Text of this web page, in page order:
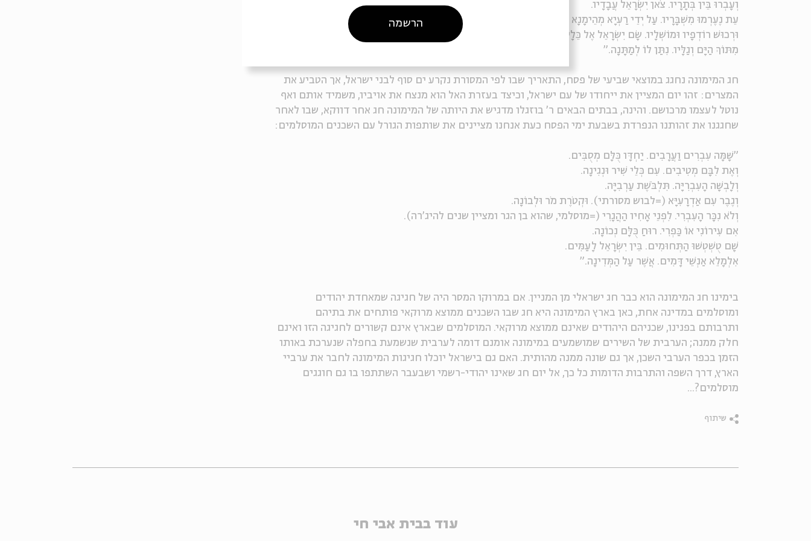
וְעָבְרוּ בֵּין בְּתָרָיו. צֹאן יִשְׂרָאֵל עֲבָדָיו.
עֵת נֶעֶרְמוּ מִשְׁבָּרָיו. עַל יְדֵי רַעְיָא מְהֵימָנָא (=רועה נאמן, שהוא משה רבנו)
וּרְכוּשׁ רוֹדְפָיו וּמוֹשְׁלָיו. שָׂם יִשְׂרָאֵל אֶל כֵּלָיו.
מִתּוֹךְ הַיָּם וְגַלָּיו. נִתַּן לוֹ לְמַתָּנָה."
חג המימונה נחגג במוצאי שביעי של פסח, התאריך שבו לפי המסורת נקרע ים סוף לבני ישראל, אך הטביע את
המצרים: זהו יום המציין את ייחודו של עם ישראל, וכיצד בעזרת האל הוא מנצח את אויביו, משמיד אותם ואף
נוטל לעצמו מרכושם. והינה, בבתים הבאים ר' בוזגלו מדגיש את היותה של המימונה חג אחר דווקא, שבו לאחר
שחגגנו את זהותנו הנפרדת בשבעת ימי הפסח כעת אנחנו מציינים את שותפות הגורל עם השכנים המוסלמים:
"שָׁמָּה עִבְרִים וַעֲרָבִים. יַחְדָּו כֻּלָּם מְסֻבִּים.
וְאֶת לִבָּם מְטִיבִים. עִם כְּלֵי שִׁיר וּנְגִינָה.
וְלָבְשָׁה הָעִבְרִיָּה. תִּלְבֹּשֶׁת עַרְבִיָּה.
וְגֶבֶר עִם אַדְרָעִיָּא (=לבוש מסורתי). וּקְטֹרֶת מֹר וּלְבוֹנָה.
וְלֹא נִכָּר הָעִבְרִי. לִפְנֵי אָחִיו הַהֲגָרִי (=מוסלמי, שהוא בן הגר ומציין שנים להיג'רה).
אִם עִירוֹנִי אוֹ כַּפְרִי. רוּחַ כֻּלָּם נְכוֹנָה.
שָׁם טֻשְׁטְשׁוּ הַתְּחוּמִים. בֵּין יִשְׂרָאֵל לָעַמִּים.
אִלְמָלֵא אַנְשֵׁי דָּמִים. אֲשֶׁר עַל הַמְּדִינָה."
בימינו חג המימונה הוא כבר חג ישראלי מן המניין. אם במרוקו המסר היה של חגיגה שמאחדת יהודים
ומוסלמים במדינה אחת, כאן בארץ המימונה היא חג שבו השכנים ממוצא מרוקאי פותחים את בתיהם
ותרבותם בפנינו, שכניהם היהודים שאינם ממוצא מרוקאי. המוסלמים שבארץ אינם קשורים לחגיגה הזו ואינם
חלק ממנה; הערבית של השירים שמושמעים במימונה אומנם דומה לערבית שנשמעת בחפלה שנערכת באותו
הזמן בכפר הערבי השכן, אך גם שונה ממנה מהותית. האם גם בישראל יוכלו חגיגות המימונה לחבר את ערביי
הארץ, דרך השפה והתרבות הדומות כל כך, אל יום חג שאינו יהודי-רשמי ושבעבר השתתפו בו גם חוגגים
מוסלמים?...
שיתוף
עוד בבית אבי חי
הרשמה